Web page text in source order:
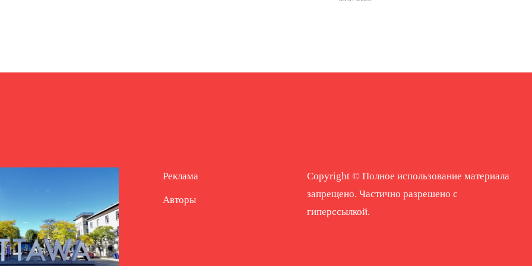
Реклама
Авторы
Copyright © Полное использование материала
запрещено. Частично разрешено с
гиперссылкой.